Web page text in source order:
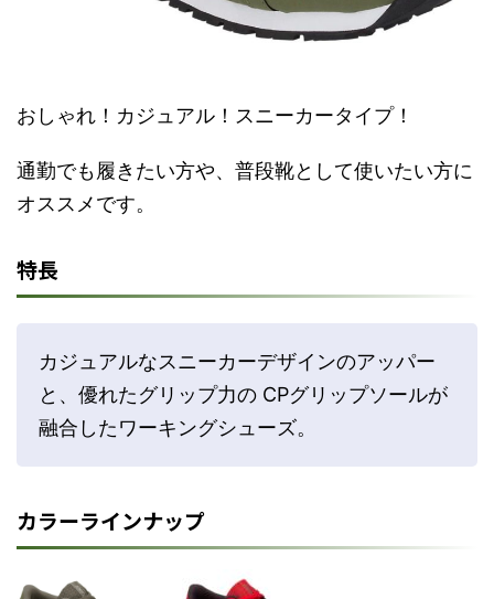
おしゃれ！カジュアル！スニーカータイプ！
通勤でも履きたい方や、普段靴として使いたい方に
オススメです。
特長
カジュアルなスニーカーデザインのアッパー
と、優れたグリップ力の CPグリップソールが
融合したワーキングシューズ。
カラーラインナップ